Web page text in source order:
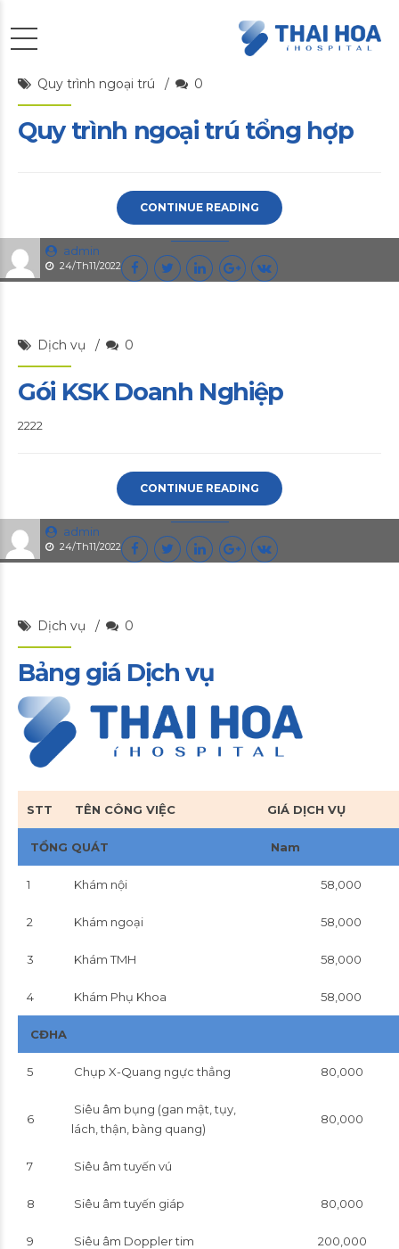
admin
24/Th11/2022
Quy trình ngoại trú 0
Quy trình ngoại trú tổng hợp
CONTINUE READING
admin
24/Th11/2022
Dịch vụ 0
Gói KSK Doanh Nghiệp
2222
CONTINUE READING
Dịch vụ 0
Bảng giá Dịch vụ
STT TÊN CÔNG VIỆC GIÁ DỊCH VỤ
TỔNG QUÁT Nam
1 Khám nội 58,000
2 Khám ngoại 58,000
3 Khám TMH 58,000
4 Khám Phụ Khoa 58,000
CĐHA
5 Chụp X-Quang ngực thẳng 80,000
6
Siêu âm bụng (gan mật, tụy,
lách, thận, bàng quang)
80,000
7 Siêu âm tuyến vú
8 Siêu âm tuyến giáp 80,000
9 Siêu âm Doppler tim 200,000